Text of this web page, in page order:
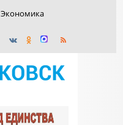
Экономика